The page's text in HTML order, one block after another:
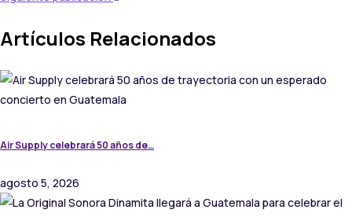
Artículos Relacionados
Air Supply celebrará 50 años de…
agosto 5, 2026